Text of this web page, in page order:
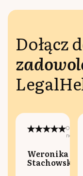
Dołącz
na:
Weronika
Stachowska